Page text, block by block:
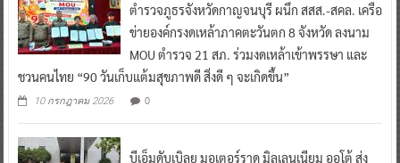
ตำรวจภูธรจังหวัดกาญจนบุรี ผนึก สสส.-สคล. เครือ
ข่ายองค์กรงดเหล้าภาคตะวันตก 8 จังหวัด ลงนาม
MOU ตำรวจ 21 สภ. ร่วมงดเหล้าเข้าพรรษา และ
ชวนคนไทย “90 วันเก็บแต้มสุขภาพดี สิ่งดี ๆ จะเกิดขึ้น”
10 กรกฎาคม 2026 0
บีเอ็มดับเบิลยู มอเตอร์ราด มิลเลนเนียม ออโต้ ส่ง